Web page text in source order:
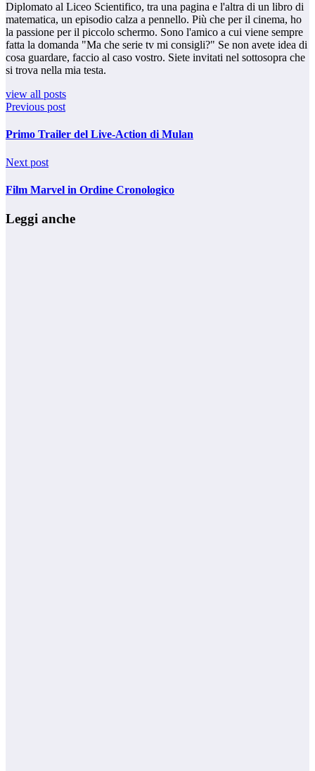
Diplomato al Liceo Scientifico, tra una pagina e l'altra di un libro di
matematica, un episodio calza a pennello. Più che per il cinema, ho
la passione per il piccolo schermo. Sono l'amico a cui viene sempre
fatta la domanda "Ma che serie tv mi consigli?" Se non avete idea di
cosa guardare, faccio al caso vostro. Siete invitati nel sottosopra che
si trova nella mia testa.
view all posts
Previous post
Primo Trailer del Live-Action di Mulan
Next post
Film Marvel in Ordine Cronologico
Leggi anche